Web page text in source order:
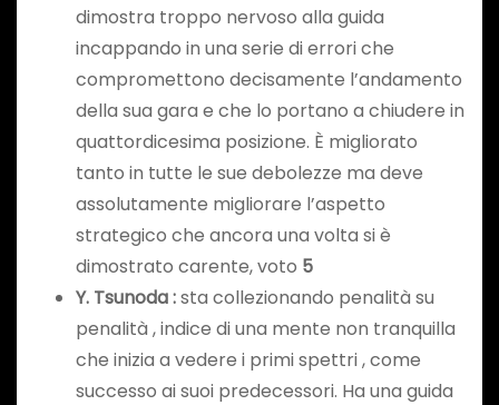
dimostra troppo nervoso alla guida
incappando in una serie di errori che
compromettono decisamente l’andamento
della sua gara e che lo portano a chiudere in
quattordicesima posizione. È migliorato
tanto in tutte le sue debolezze ma deve
assolutamente migliorare l’aspetto
strategico che ancora una volta si è
dimostrato carente, voto 5
Y. Tsunoda :sta collezionando penalità su
penalità , indice di una mente non tranquilla
che inizia a vedere i primi spettri , come
successo ai suoi predecessori. Ha una guida